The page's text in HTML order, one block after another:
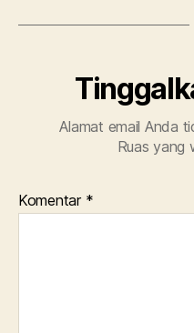
Alamat email Anda
Ruas yang
Komentar *